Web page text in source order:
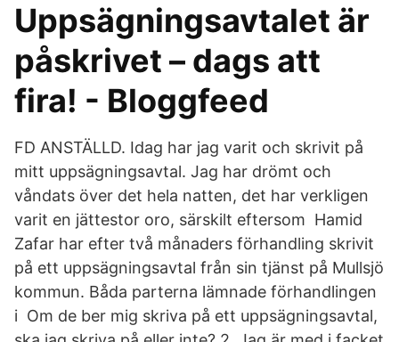
Uppsägningsavtalet är
påskrivet – dags att
fira! - Bloggfeed
FD ANSTÄLLD. Idag har jag varit och skrivit på
mitt uppsägningsavtal. Jag har drömt och
våndats över det hela natten, det har verkligen
varit en jättestor oro, särskilt eftersom Hamid
Zafar har efter två månaders förhandling skrivit
på ett uppsägningsavtal från sin tjänst på Mullsjö
kommun. Båda parterna lämnade förhandlingen
i Om de ber mig skriva på ett uppsägningsavtal,